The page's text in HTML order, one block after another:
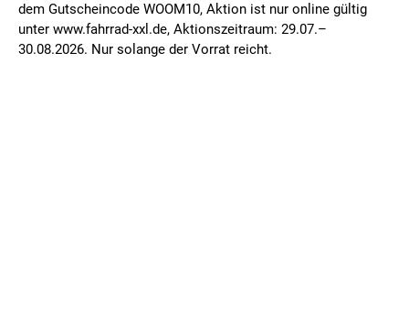
dem Gutscheincode WOOM10, Aktion ist nur online gültig
unter www.fahrrad-xxl.de, Aktionszeitraum: 29.07.–
30.08.2026. Nur solange der Vorrat reicht.